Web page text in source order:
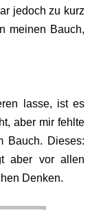
jedoch zu kurz
meinen Bauch,
lasse, ist es
aber mir fehlte
Bauch. Dieses:
aber vor allen
Denken.